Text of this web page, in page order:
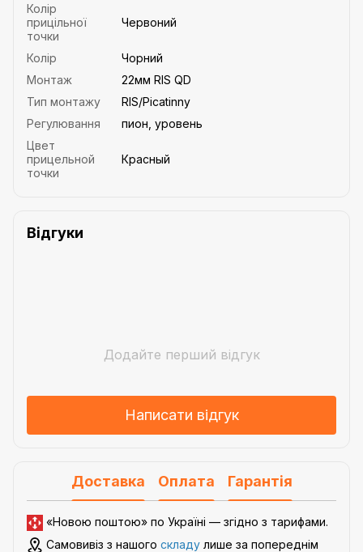
Колір
прицільної
точки
Червоний
Колір
Чорний
Монтаж
22мм RIS QD
Тип монтажу
RIS/Picatinny
Регулювання
пион, уровень
Цвет
прицельной
точки
Красный
Відгуки
Додайте перший відгук
Написати відгук
Доставка Оплата Гарантія
«Новою поштою» по Україні — згідно з тарифами.
Самовивіз з нашого складу лише за попереднім